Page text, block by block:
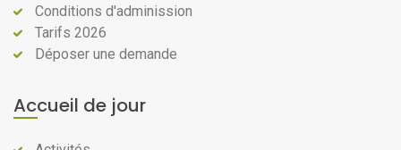
Conditions d'adminission
Tarifs 2026
Déposer une demande
Accueil de jour